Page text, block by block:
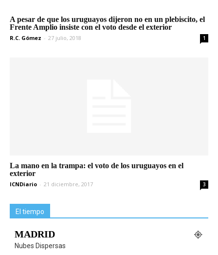
A pesar de que los uruguayos dijeron no en un plebiscito, el
Frente Amplio insiste con el voto desde el exterior
R.C. Gómez - 27 julio, 2018 1
La mano en la trampa: el voto de los uruguayos en el
exterior
ICNDiario - 21 diciembre, 2017 3
El tiempo
MADRID
Nubes Dispersas